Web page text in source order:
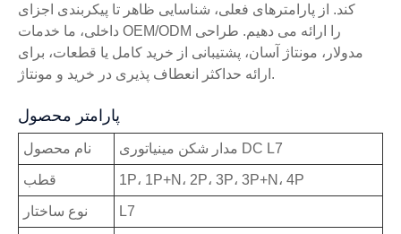
کند. از پارامترهای فعلی، شناسایی ظاهر تا پیکربندی اجزای
داخلی، ما خدمات OEM/ODM را ارائه می دهیم. طراحی
مدولار، مونتاژ آسان، پشتیبانی از خرید کامل یا قطعات، برای
ارائه حداکثر انعطاف پذیری در خرید و مونتاژ.
پارامتر محصول
نام محصول مدار شکن مینیاتوری DC L7
قطب 1P، 1P+N، 2P، 3P، 3P+N، 4P
نوع ساختار L7